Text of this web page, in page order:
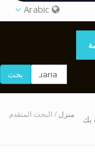
بحث
بك منزل / البحث المتقدم